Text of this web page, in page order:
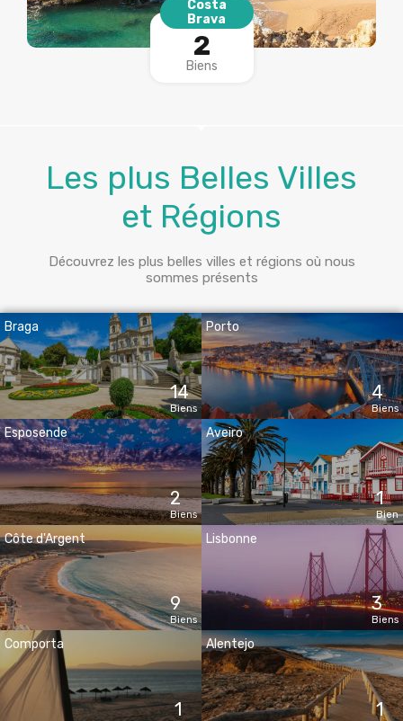
Costa
Brava
2
Biens
Les plus Belles Villes
et Régions
Découvrez les plus belles villes et régions où nous
sommes présents
Braga
14
Biens
Porto
4
Biens
Esposende
2
Biens
Aveiro
1
Bien
Côte d'Argent
9
Biens
Lisbonne
3
Biens
Comporta
1
Alentejo
1